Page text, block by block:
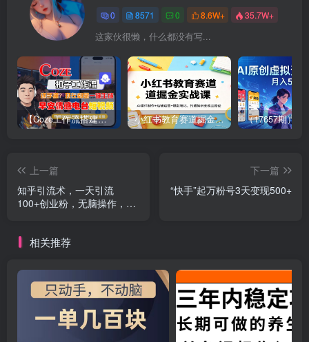
0 8571 0 8.6W+ 35.7W+
这家伙很懒，什么都没有写...
【Coze工作流搭建实操教程】【coze】早安情感电台日签视频还在手动做？用扣子工作流自动生成，省时90% 小红书教育赛道掘金实战课：AI课件制作+店铺运营+爆款笔记，打通知识变现全路径
上一篇
知乎引流术，一天引流
100+创业粉，无脑操作，当
下一篇
“快手”起万粉号3天变现500+
相关推荐